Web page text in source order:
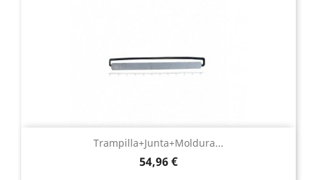
Trampilla+junta+moldura...
Precio
54,96 €